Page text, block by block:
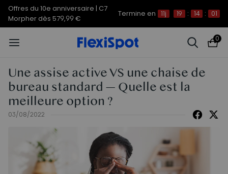
Offres du 10e anniversaire | C7
Morpher dès 579,99 €
Termine en 11j 19 : 14 : 01
0
Une assise active VS une chaise de
bureau standard — Quelle est la
meilleure option ?
03/08/2022